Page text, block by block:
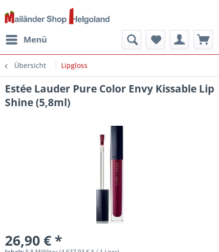
Menü
Übersicht Lipgloss
Estée Lauder Pure Color Envy Kissable Lip
Shine (5,8ml)
26,90 € *